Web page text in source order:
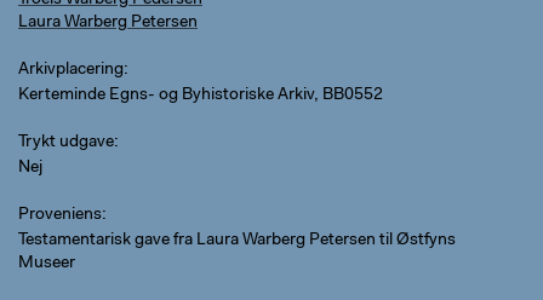
Laura Warberg Petersen
Arkivplacering
Kerteminde Egns- og Byhistoriske Arkiv, BB0552
Trykt udgave
Nej
Proveniens
Testamentarisk gave fra Laura Warberg Petersen til Østfyns
Museer